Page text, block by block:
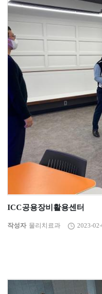
ICC공용장비활용센터
작성자 물리치료과 2023-02-